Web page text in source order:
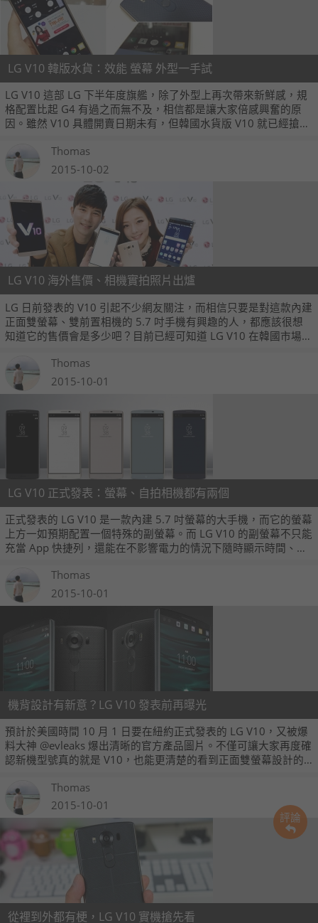
評論
LG V10 韓版水貨：效能 螢幕 外型一手試
LG V10 這部 LG 下半年度旗艦，除了外型上再次帶來新鮮感，規
格配置比起 G4 有過之而無不及，相信都是讓大家倍感興奮的原
因。雖然 V10 具體開賣日期未有，但韓國水貨版 V10 就已經搶先
Thomas
2015-10-02
LG V10 海外售價、相機實拍照片出爐
LG 日前發表的 V10 引起不少網友關注，而相信只要是對這款內建
正面雙螢幕、雙前置相機的 5.7 吋手機有興趣的人，都應該很想
知道它的售價會是多少吧？目前已經可知道 LG V10 在韓國市場的
是 799,700 韓元，折合台幣大約是 22,300 元左右。
Thomas
2015-10-01
LG V10 正式發表：螢幕、自拍相機都有兩個
正式發表的 LG V10 是一款內建 5.7 吋螢幕的大手機，而它的螢幕
上方一如預期配置一個特殊的副螢幕。而 LG V10 的副螢幕不只能
充當 App 快捷列，還能在不影響電力的情況下隨時顯示時間、日
相機，同時更內建兩組不同廣角的 500 萬畫素前相機，讓你一個
人或一群朋友玩自拍都很容易。
Thomas
2015-10-01
機背設計有新意？LG V10 發表前再曝光
預計於美國時間 10 月 1 日要在紐約正式發表的 LG V10，又被爆
料大神 @evleaks 爆出清晰的官方產品圖片。不僅可讓大家再度確
認新機型號真的就是 V10，也能更清楚的看到正面雙螢幕設計的
樣，結合顆粒紋路和多條橫跨機背的切線設計，乍看之下好像視
覺效果還不錯喔。
Thomas
2015-10-01
從裡到外都有梗，LG V10 實機搶先看